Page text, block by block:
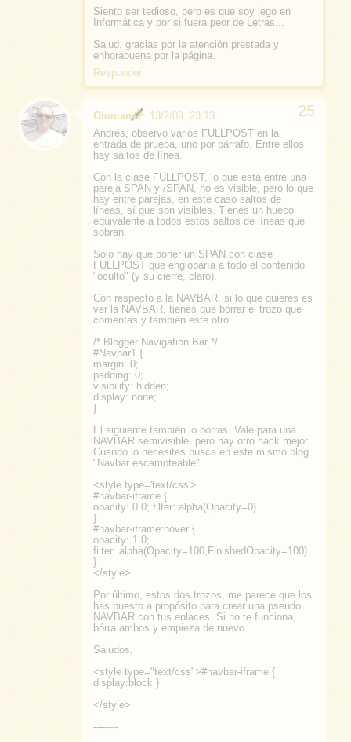
Siento ser tedioso, pero es que soy lego en
Informática y por si fuera peor de Letras...
Salud, gracias por la atención prestada y
enhorabuena por la página.
Responder
Oloman
13/2/09, 23:13
Andrés, observo varios FULLPOST en la
entrada de prueba, uno por párrafo. Entre ellos
hay saltos de línea.
Con la clase FULLPOST, lo que está entre una
pareja SPAN y /SPAN, no es visible, pero lo que
hay entre parejas, en este caso saltos de
líneas, sí que son visibles. Tienes un hueco
equivalente a todos estos saltos de líneas que
sobran.
Sólo hay que poner un SPAN con clase
FULLPOST que englobaría a todo el contenido
"oculto" (y su cierre, claro).
Con respecto a la NAVBAR, si lo que quieres es
ver la NAVBAR, tienes que borrar el trozo que
comentas y también este otro:
/* Blogger Navigation Bar */
#Navbar1 {
margin: 0;
padding: 0;
visibility: hidden;
display: none;
}
El siguiente también lo borras. Vale para una
NAVBAR semivisible, pero hay otro hack mejor.
Cuando lo necesites busca en este mismo blog
"Navbar escamoteable".
<style type='text/css'>
#navbar-iframe {
opacity: 0.0; filter: alpha(Opacity=0)
}
#navbar-iframe:hover {
opacity: 1.0;
filter: alpha(Opacity=100,FinishedOpacity=100)
}
</style>
Por último, estos dos trozos, me parece que los
has puesto a propósito para crear una pseudo
NAVBAR con tus enlaces. Si no te funciona,
bórra ambos y empieza de nuevo.
Saludos,
<style type="text/css">#navbar-iframe {
display:block }
</style>
--------